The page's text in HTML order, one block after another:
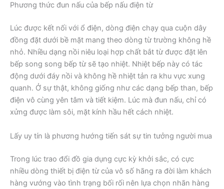
Phương thức đun nấu của bếp nấu điện từ
Lúc được kết nối với ổ điện, dòng điện chạy qua cuộn dây
đồng đặt dưới bề mặt mang theo dòng từ trường không hề
nhỏ. Nhiều dạng nồi niêu loại hợp chất bắt từ được đặt lên
bếp song song bếp từ sẽ tạo nhiệt. Nhiệt bếp này có tác
động dưới đáy nồi và không hề nhiệt tản ra khu vực xung
quanh. Ở sự thật, không giống như các dạng bếp than, bếp
điện vô cùng yên tâm và tiết kiệm. Lúc mà đun nấu, chỉ có
xửng được làm sôi, mặt kính hầu hết cách nhiệt.
Lấy uy tín là phương hướng tiến sát sự tin tưởng người mua
Trong lúc trao đổi đồ gia dụng cực kỳ khởi sắc, có cực
nhiều dòng thiết bị điện từ của vô số hãng ra đời làm khách
hàng vướng vào tình trạng bối rối nên lựa chọn nhãn hàng